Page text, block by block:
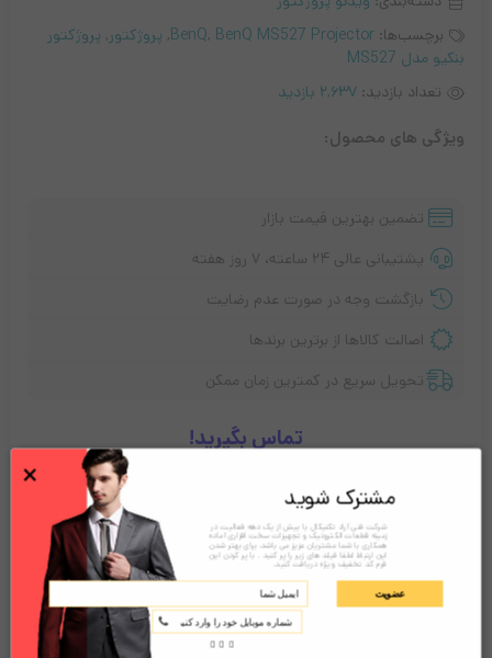
برچسب‌ها:
BenQ, BenQ MS527 Projector
, پروژکتور, پروژکتور
بنکیو مدل MS527
تعداد بازدید: 2,637 بازدید
ویژگی های محصول:
تضمین بهترین قیمت بازار
پشتیبانی عالی ۲۴ ساعته، ۷ روز هفته
بازگشت وجه در صورت عدم رضایت
اصالت کالاها از برترین برندها
تحویل سریع در کمترین زمان ممکن
تماس بگیرید!
توضیحات نقد و بررسی‌ها (0)
معرفی ویدئو پروژکتور
مشترک شوید
شرکت فنی آراد تکنیکال با بیش از یک دهه فعالیت در
زمینه قطعات الکترونیک و تجهیزات سخت افزاری آماده
همکاری با شما مشتریان عزیز می باشد. برای بهتر شدن
این ارتباط لطفا فیلد های زیر را پر کنید . با پر کردن این
فرم کد تخفیف ویژه دریافت کنید.
عضویت
×